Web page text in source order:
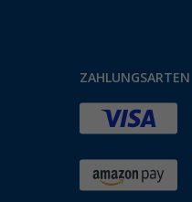
ZAHLUNGSARTEN